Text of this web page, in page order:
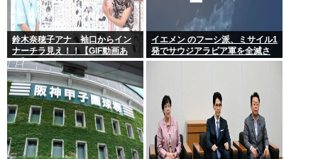
鈴木奈穂子アナ 袖口からイン
ナーチラ見え！！【GIF動画あ
り】
イエメン のフーシ派、ミサイル1
発でサウジアラビア軍を全滅さ
せてしまうww